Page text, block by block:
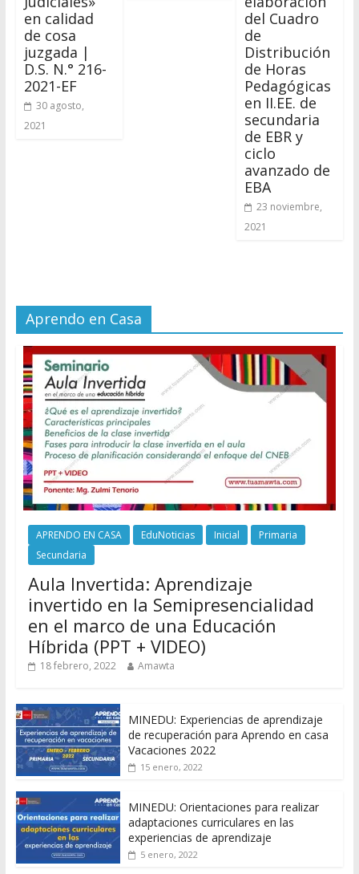
en calidad
de cosa
juzgada |
D.S. N.° 216-
2021-EF
30 agosto,
2021
del Cuadro
de
Distribución
de Horas
Pedagógicas
en II.EE. de
secundaria
de EBR y
ciclo
avanzado de
EBA
23 noviembre,
2021
Aprendo en Casa
APRENDO EN CASA EduNoticias Inicial
Primaria
Secundaria
Aula Invertida: Aprendizaje
invertido en la Semipresencialidad
en el marco de una Educación
Híbrida (PPT + VIDEO)
18 febrero, 2022 Amawta
MINEDU: Experiencias de aprendizaje
de recuperación para Aprendo en casa
Vacaciones 2022
15 enero, 2022
MINEDU: Orientaciones para realizar
adaptaciones curriculares en las
experiencias de aprendizaje
5 enero, 2022